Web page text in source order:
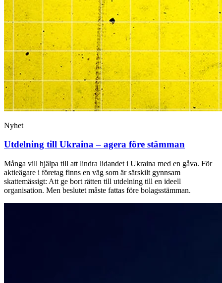
Nyhet
Utdelning till Ukraina – agera före stämman
Många vill hjälpa till att lindra lidandet i Ukraina med en gåva. För
aktieägare i företag finns en väg som är särskilt gynnsam
skattemässigt: Att ge bort rätten till utdelning till en ideell
organisation. Men beslutet måste fattas före bolagsstämman.